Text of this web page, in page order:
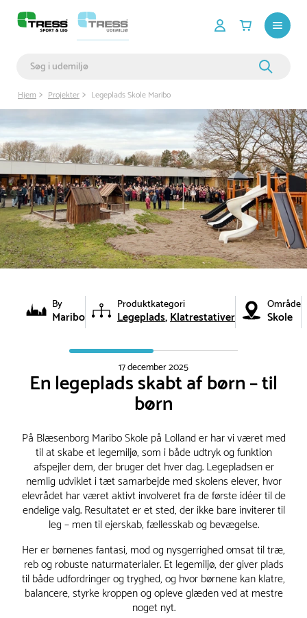
Hjem Projekter Legeplads Skole Maribo
By
Maribo
Produktkategori
Legeplads Klatrestativer
Område
Skole
17 december 2025
En legeplads skabt af børn – til
børn
På Blæsenborg Maribo Skole på Lolland er har vi været med
til at skabe et legemiljø, som i både udtryk og funktion
afspejler dem, der bruger det hver dag. Legepladsen er
nemlig udviklet i tæt samarbejde med skolens elever, hvor
elevrådet har været aktivt involveret fra de første idéer til de
endelige valg. Resultatet er et sted, der ikke bare inviterer til
leg – men til ejerskab, fællesskab og bevægelse.
Her er børnenes fantasi, mod og nysgerrighed omsat til træ,
reb og robuste naturmaterialer. Et legemiljø, der giver plads
til både udfordringer og tryghed, og hvor børnene kan klatre,
balancere, styrke kroppen og opleve glæden ved at mestre
noget nyt.